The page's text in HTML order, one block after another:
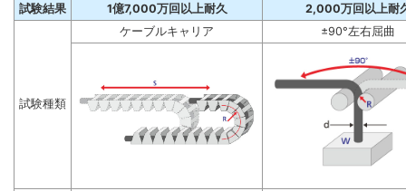
試験結果 1億7,000万回以上耐久 2,000万回以上耐
試験種類
ケーブルキャリア ±90°左右屈曲